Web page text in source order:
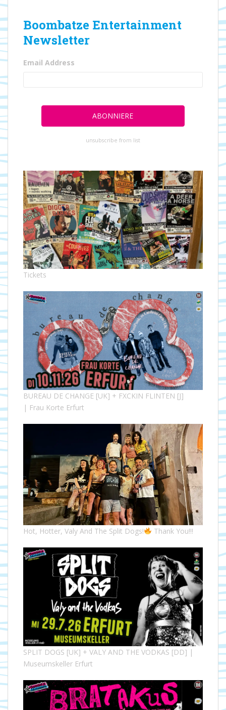
Boombatze Entertainment
Newsletter
Email Address
unsubscribe from list
Tickets
BUREAU DE CHANGE [UK] + FXCKIN FLINTEN [J]
| Frau Korte Erfurt
Hot, Hotter, Valy And The Split Dogs! Thank You!!!
SPLIT DOGS [UK] + VALY AND THE VODKAS [DD] |
Museumskeller Erfurt